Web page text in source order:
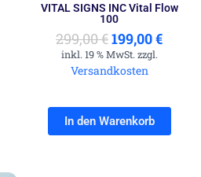
VITAL SIGNS INC Vital Flow
100
299,00€199,00€
inkl. 19 % MwSt. zzgl.
Versandkosten
In den Warenkorb